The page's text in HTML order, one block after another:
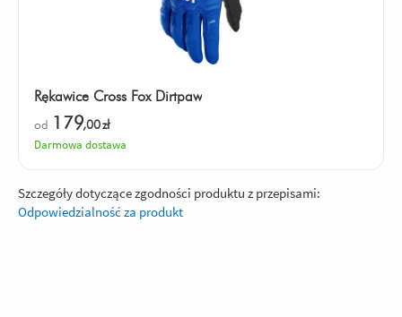
Rękawice Cross Fox Dirtpaw
od 179,00zł
Darmowa dostawa
Szczegóły dotyczące zgodności produktu z przepisami:
Odpowiedzialność za produkt